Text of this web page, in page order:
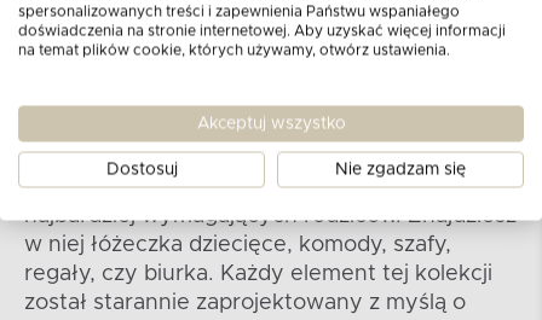
Nasza kolekcja mebli dziecięcych oferuje
kompleksowe wyposażenie pokoju
dziecięcego, które spełni oczekiwania nawet
najbardziej wymagających rodziców. Znajdziesz
w niej łóżeczka dziecięce, komody, szafy,
regały, czy biurka. Każdy element tej kolekcji
został starannie zaprojektowany z myślą o
spersonalizowanych treści i zapewnienia Państwu wspaniałego
doświadczenia na stronie internetowej. Aby uzyskać więcej informacji
na temat plików cookie, których używamy, otwórz ustawienia.
Akceptuj wszystko
Dostosuj Nie zgadzam się